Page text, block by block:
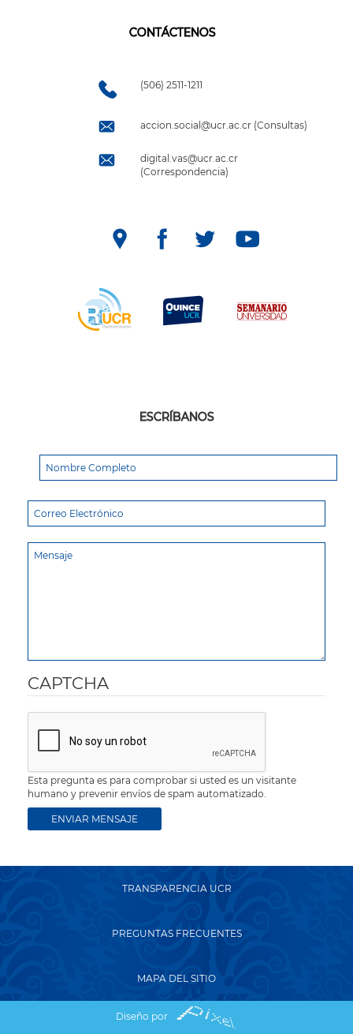
CONTÁCTENOS
(506) 2511-1211
accion.social@ucr.ac.cr (Consultas)
digital.vas@ucr.ac.cr
(Correspondencia)
ESCRÍBANOS
CAPTCHA
Esta pregunta es para comprobar si usted es un visitante
humano y prevenir envíos de spam automatizado.
TRANSPARENCIA UCR
PREGUNTAS FRECUENTES
MAPA DEL SITIO
Diseño por